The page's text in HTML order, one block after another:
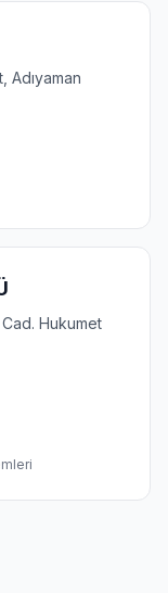
Adıyaman
Hukumet